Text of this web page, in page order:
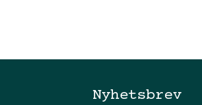
Nyhetsbrev